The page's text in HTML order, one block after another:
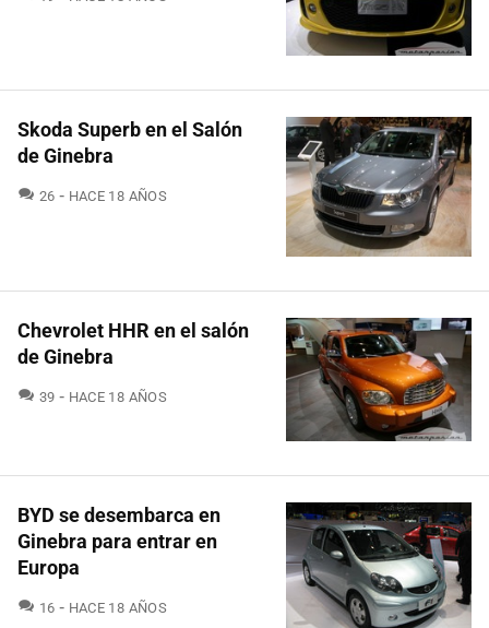
Skoda Superb en el Salón
de Ginebra
26 COMENTARIOS
HACE 18 AÑOS
Chevrolet HHR en el salón
de Ginebra
39 COMENTARIOS
HACE 18 AÑOS
BYD se desembarca en
Ginebra para entrar en
Europa
16 COMENTARIOS
HACE 18 AÑOS